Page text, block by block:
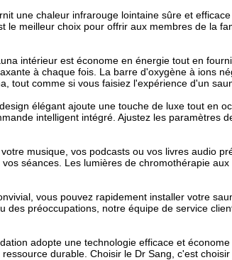
une chaleur infrarouge lointaine sûre et
le meilleur choix pour offrir aux membres de la
intérieur est économe en énergie tout en
à chaque fois. La barre d'oxygène à ions
tout comme si vous faisiez l'expérience d'un
élégant ajoute une touche de luxe tout en
intelligent intégré. Ajustez les paramètres
musique, vos podcasts ou vos livres audio
séances. Les lumières de chromothérapie aux
vous pouvez rapidement installer votre
des préoccupations, notre équipe de service
adopte une technologie efficace et
durable. Choisir le Dr Sang, c'est